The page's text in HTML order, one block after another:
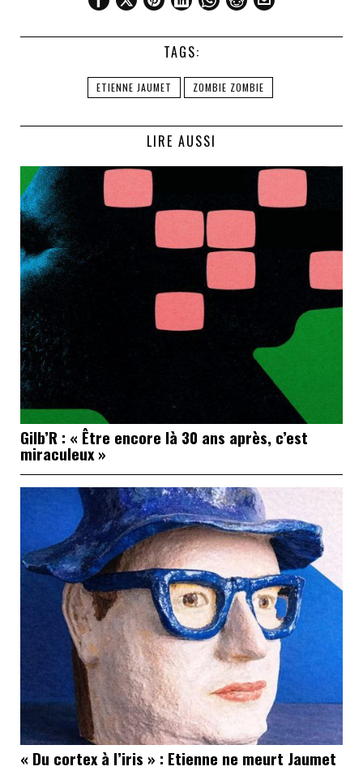
TAGS:
ETIENNE JAUMET ZOMBIE ZOMBIE
LIRE AUSSI
Gilb’R : « Être encore là 30 ans après, c’est
miraculeux »
« Du cortex à l’iris » : Etienne ne meurt Jaumet